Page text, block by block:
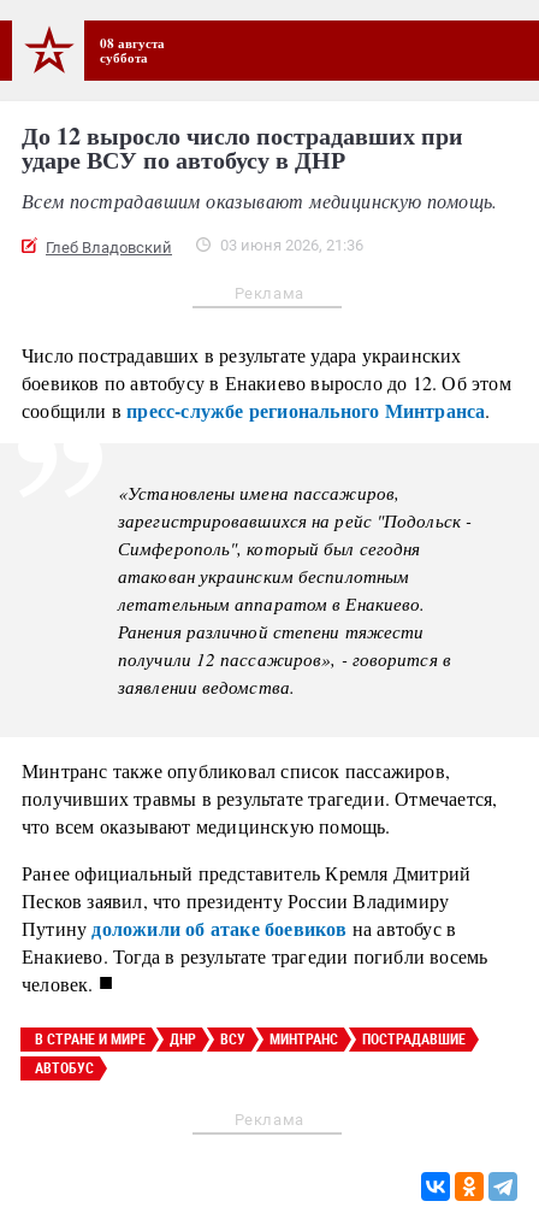
08 августа
суббота
До 12 выросло число пострадавших при
ударе ВСУ по автобусу в ДНР
Всем пострадавшим оказывают медицинскую помощь.
Глеб Владовский 03 июня 2026, 21:36
Реклама
Число пострадавших в результате удара украинских
боевиков по автобусу в Енакиево выросло до 12. Об этом
сообщили впресс-службе регионального Минтранса.
«Установлены имена пассажиров,
зарегистрировавшихся на рейс "Подольск -
Симферополь", который был сегодня
атакован украинским беспилотным
летательным аппаратом в Енакиево.
Ранения различной степени тяжести
получили 12 пассажиров», - говорится в
заявлении ведомства.
Минтранс также опубликовал список пассажиров,
получивших травмы в результате трагедии. Отмечается,
что всем оказывают медицинскую помощь.
Ранее официальный представитель Кремля Дмитрий
Песков заявил, что президенту России Владимиру
Путину доложили об атаке боевиков на автобус в
Енакиево. Тогда в результате трагедии погибли восемь
человек. ■
В СТРАНЕ И МИРЕ ДНР ВСУ МИНТРАНС
ПОСТРАДАВШИЕ
АВТОБУС
Реклама